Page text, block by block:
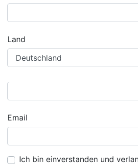
Land
Email
Ich bin einverstanden und